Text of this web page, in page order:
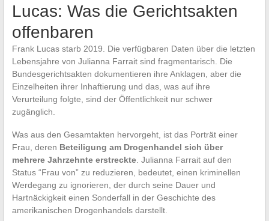
Lucas: Was die Gerichtsakten
offenbaren
Frank Lucas starb 2019. Die verfügbaren Daten über die letzten
Lebensjahre von Julianna Farrait sind fragmentarisch. Die
Bundesgerichtsakten dokumentieren ihre Anklagen, aber die
Einzelheiten ihrer Inhaftierung und das, was auf ihre
Verurteilung folgte, sind der Öffentlichkeit nur schwer
zugänglich.
Was aus den Gesamtakten hervorgeht, ist das Porträt einer
Frau, deren Beteiligung am Drogenhandel sich über
mehrere Jahrzehnte erstreckte. Julianna Farrait auf den
Status “Frau von” zu reduzieren, bedeutet, einen kriminellen
Werdegang zu ignorieren, der durch seine Dauer und
Hartnäckigkeit einen Sonderfall in der Geschichte des
amerikanischen Drogenhandels darstellt.